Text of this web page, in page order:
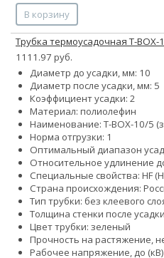
В корзину
Трубка термоусадочная Т-BOX-
1111.97 руб.
Диаметр до усадки, мм: 10
Диаметр после усадки, мм: 5
Коэффициент усадки: 2
Материал: полиолефин
Наименование: Т-BOX-10/5
Норма отгрузки: 1
Оптимальный диапазон
Относительное удлинение
Специальные свойства: HF
Страна происхождения:
Тип трубки: без клеевого
Толщина стенки после
Цвет трубки: зеленый
Прочность на растяжение,
Рабочее напряжение, до